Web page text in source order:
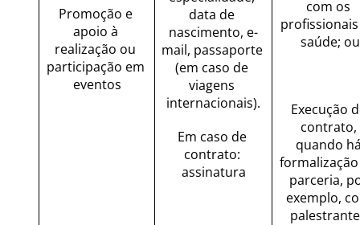
Promoção e
apoio à
realização ou
participação em
eventos
data de
nascimento, e-
mail, passaporte
(em caso de
viagens
internacionais).
Em caso de
contrato:
assinatura
com os
saúde; ou
Execução
contrato,
quando
parceria,
exemplo,